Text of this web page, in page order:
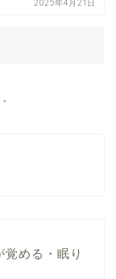
2025年4月21日
める・眠り